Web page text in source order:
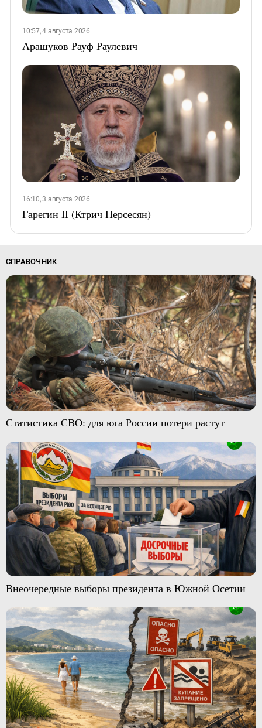
10:57, 4 августа 2026
Арашуков Рауф Раулевич
16:10, 3 августа 2026
Гарегин II (Ктрич Нерсесян)
СПРАВОЧНИК
Статистика СВО: для юга России потери растут
Внеочередные выборы президента в Южной Осетии